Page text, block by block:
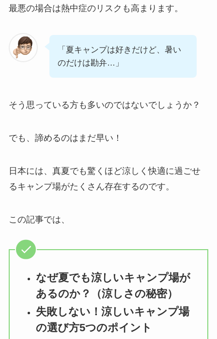
最悪の場合は熱中症のリスクも高まります。
「夏キャンプは好きだけど、暑い
のだけは勘弁…」
そう思っている方も多いのではないでしょうか？
でも、諦めるのはまだ早い！
日本には、真夏でも驚くほど涼しく快適に過ごせ
るキャンプ場がたくさん存在するのです。
この記事では、
なぜ夏でも涼しいキャンプ場が
あるのか？（涼しさの秘密）
失敗しない！涼しいキャンプ場
の選び方5つのポイント